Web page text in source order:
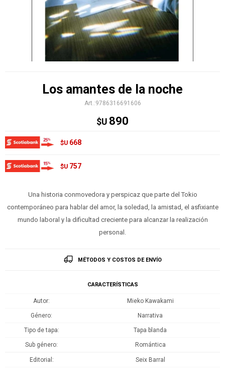
Los amantes de la noche
9786316691606
$U 890
$U 668
$U 757
Una historia conmovedora y perspicaz que parte del Tokio
contemporáneo para hablar del amor, la soledad, la amistad, el asfixiante
mundo laboral y la dificultad creciente para alcanzar la realización
personal.
MÉTODOS Y COSTOS DE ENVÍO
CARACTERÍSTICAS
Autor Mieko Kawakami
Género Narrativa
Tipo de tapa Tapa blanda
Sub género Romántica
Editorial Seix Barral